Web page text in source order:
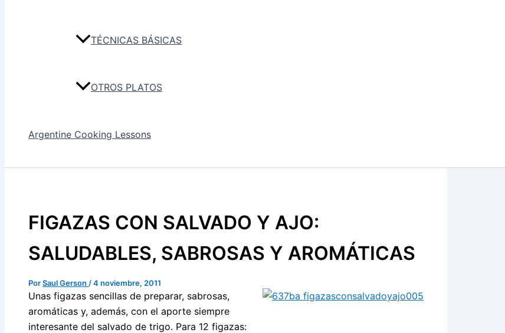
TÉCNICAS BÁSICAS
OTROS PLATOS
Argentine Cooking Lessons
FIGAZAS CON SALVADO Y AJO:
SALUDABLES, SABROSAS Y AROMÁTICAS
PorSaul Gerson /4 noviembre, 2011
Unas figazas sencillas de preparar, sabrosas,
aromáticas y, además, con el aporte siempre
interesante del salvado de trigo. Para 12 figazas: